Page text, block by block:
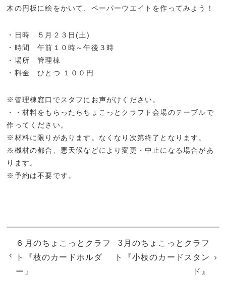
木の円板に絵をかいて、ペーパーウエイトを作ってみよう！
・日時 ５月２３日(土)
・時間 午前１０時～午後３時
・場所 管理棟
・料金 ひとつ １００円
※管理棟窓口でスタフにお声がけください。
・・材料をもらったらちょこっとクラフト会場のテーブルで
作ってください。
※材料に限りがあります。なくなり次第終了となります。
※機材の都合、悪天候などにより変更・中止になる場合があ
ります。
※予約は不要です。
６月のちょこっとクラフ
ト『枝のカードホルダ
ー』
3月のちょこっとクラフ
ト『小枝のカードスタン
ド』